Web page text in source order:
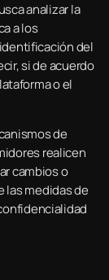
analizar la
a los
del
si de acuerdo
o el
de
realicen
cambios o
las medidas de